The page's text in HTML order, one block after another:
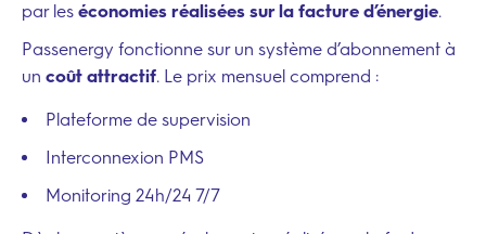
par les économies réalisées sur la facture d’énergie.
Passenergy fonctionne sur un système d’abonnement à
un coût attractif. Le prix mensuel comprend :
Plateforme de supervision
Interconnexion PMS
Monitoring 24h/24 7/7